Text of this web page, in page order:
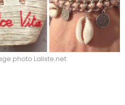
photo Laliste.net